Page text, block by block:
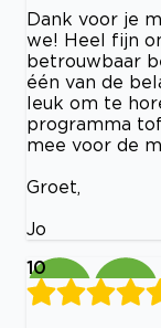
Dank voor je
we! Heel fijn
betrouwbaar
één van de
leuk om te
programma
mee voor de
Groet,
Jo
10